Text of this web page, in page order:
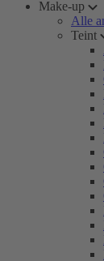
Make-up
Alle
Teint